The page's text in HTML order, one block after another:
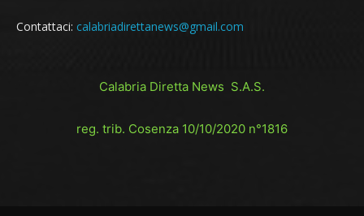
Contattaci: calabriadirettanews@gmail.com
Calabria Diretta News S.A.S.
reg. trib. Cosenza 10/10/2020 n°1816